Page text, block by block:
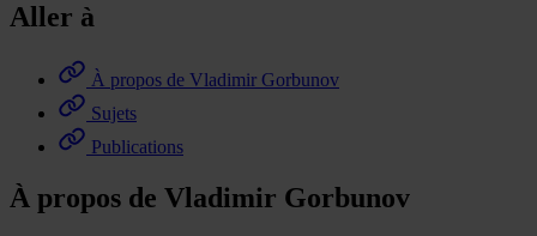
Aller à
À propos de Vladimir Gorbunov
Sujets
Publications
À propos de Vladimir Gorbunov